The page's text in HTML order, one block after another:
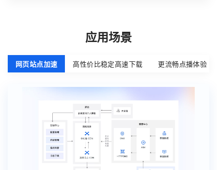
应用场景
网页站点加速 高性价比稳定高速下载 更流畅点播体验